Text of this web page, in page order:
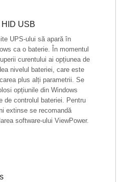
HID USB
UPS-ului să apară în
ca o baterie. În momentul
curentului ai opțiunea de
nivelul bateriei, care este
plus alți parametrii. Se
opțiunile din Windows
de controlul bateriei. Pentru
extinse se recomandă
software-ului ViewPower.